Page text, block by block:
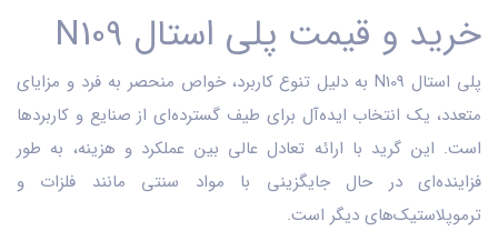
خرید و قیمت پلی استال N109
پلی استال N109 به دلیل تنوع کاربرد، خواص منحصر به فرد و مزایای
متعدد، یک انتخاب ایده‌آل برای طیف گسترده‌ای از صنایع و کاربردها
است. این گرید با ارائه تعادل عالی بین عملکرد و هزینه، به طور
فزاینده‌ای در حال جایگزینی با مواد سنتی مانند فلزات و
ترموپلاستیک‌های دیگر است.